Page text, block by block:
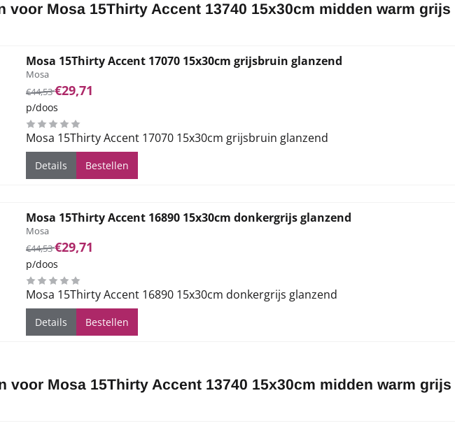
voor Mosa 15Thirty Accent 13740 15x30cm midden warm grijs
Mosa 15Thirty Accent 17070 15x30cm grijsbruin glanzend
Merk:
Mosa
Van 44,53 voor 29,71
€44,53€29,71
p/doos
Mosa 15Thirty Accent 17070 15x30cm grijsbruin glanzend
Details Bestellen
Mosa 15Thirty Accent 16890 15x30cm donkergrijs glanzend
Merk:
Mosa
Van 44,53 voor 29,71
€44,53€29,71
p/doos
Mosa 15Thirty Accent 16890 15x30cm donkergrijs glanzend
Details Bestellen
voor Mosa 15Thirty Accent 13740 15x30cm midden warm